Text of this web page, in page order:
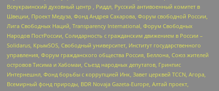
Всеукраинский духовный центр , Риддл, Русский антивоенный комитет в
Швеции, Проект Медуза, Фонд Андрея Сахарова, Форум свободной России,
Лига Свободных Наций, Transparеncy International, Форум Свободных
Народов ПостРоссии, Солидарность с гражданским движением в России –
Solidarus, КрымSOS, Свободный университет, Институт государственного
управления, Форум гражданского общества Россия, Беллона, Союз жителей
островов Тисима и Хабомаи, Съезд народных депутатов, Гринпис
Интернешнл, Фонд борьбы с коррупцией Инк, Завет церквей TCCN, Агора,
Всемирный фонд природы, BDR Novaja Gazeta-Europe, Алтай проект,